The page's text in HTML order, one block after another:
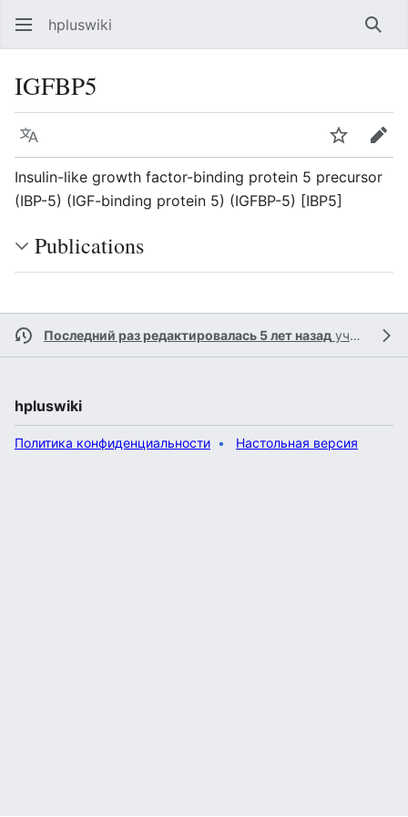
hpluswiki
IGFBP5
Язык Следить
Insulin-like growth factor-binding protein 5 precursor
(IBP-5) (IGF-binding protein 5) (IGFBP-5) [IBP5]
Publications
Последний раз редактировалась 5 лет назад участником
hpluswiki
Политика конфиденциальности Настольная версия